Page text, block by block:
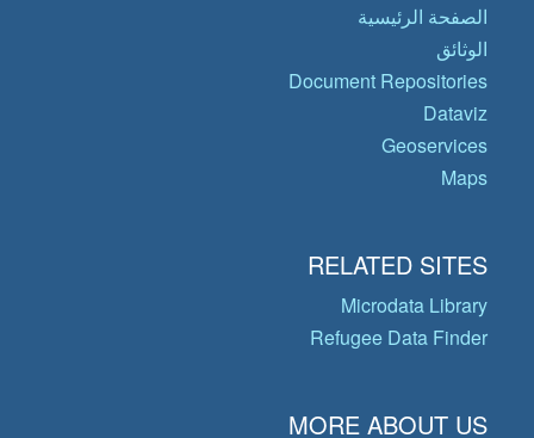
الصفحة الرئيسية
الوثائق
Document Repositories
Dataviz
Geoservices
Maps
RELATED SITES
Microdata Library
Refugee Data Finder
MORE ABOUT US